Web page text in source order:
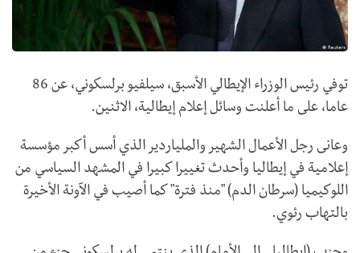
توفي رئيس الوزراء الإيطالي الأسبق، سيلفيو برلسكوني، عن 86
عاما، على ما أعلنت وسائل إعلام إيطالية، الاثنين.
وعانى رجل الأعمال الشهير والملياردير الذي أسس أكبر مؤسسة
إعلامية في إيطاليا وأحدث تغييرا كبيرا في المشهد السياسي من
اللوكيميا (سرطان الدم) "منذ فترة" كما أصيب في الآونة الأخيرة
بالتهاب رئوي.